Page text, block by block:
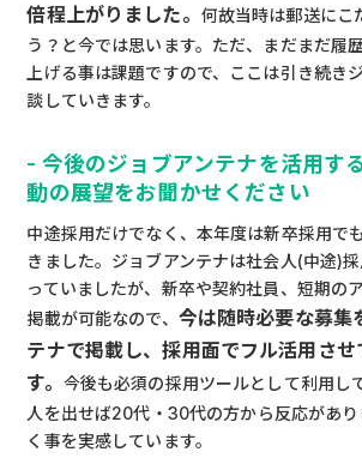
倍程上がりました。 何故当時は郵送にこ
う？と今では思います。ただ、まだまだ履
上げる事は課題ですので、ここは引き続き
談していきます。
- 今後のジョブアンテナを活用す
動の展望をお聞かせください
中途採用だけでなく、本年度は新卒採用で
きました。ジョブアンテナは社会人(中途)
っていましたが、新卒や契約社員、短期の
掲載が可能なので、 今は随時必要な募集
テナで掲載し、採用面でフル活用させ
す。 今後も必須の採用ツールとして利用し
人を出せば20代・30代の方から反応があ
く事を実感しています。